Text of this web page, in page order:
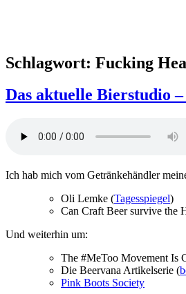
Schlagwort: Fucking
Das aktuelle Bierstudio –
Ich hab mich vom Getränkehändler
Oli Lemke (Tagesspiegel)
Can Craft Beer survive the
Und weiterhin um:
The #MeToo Movement Is
Die Beervana Artikelserie (
Pink Boots Society